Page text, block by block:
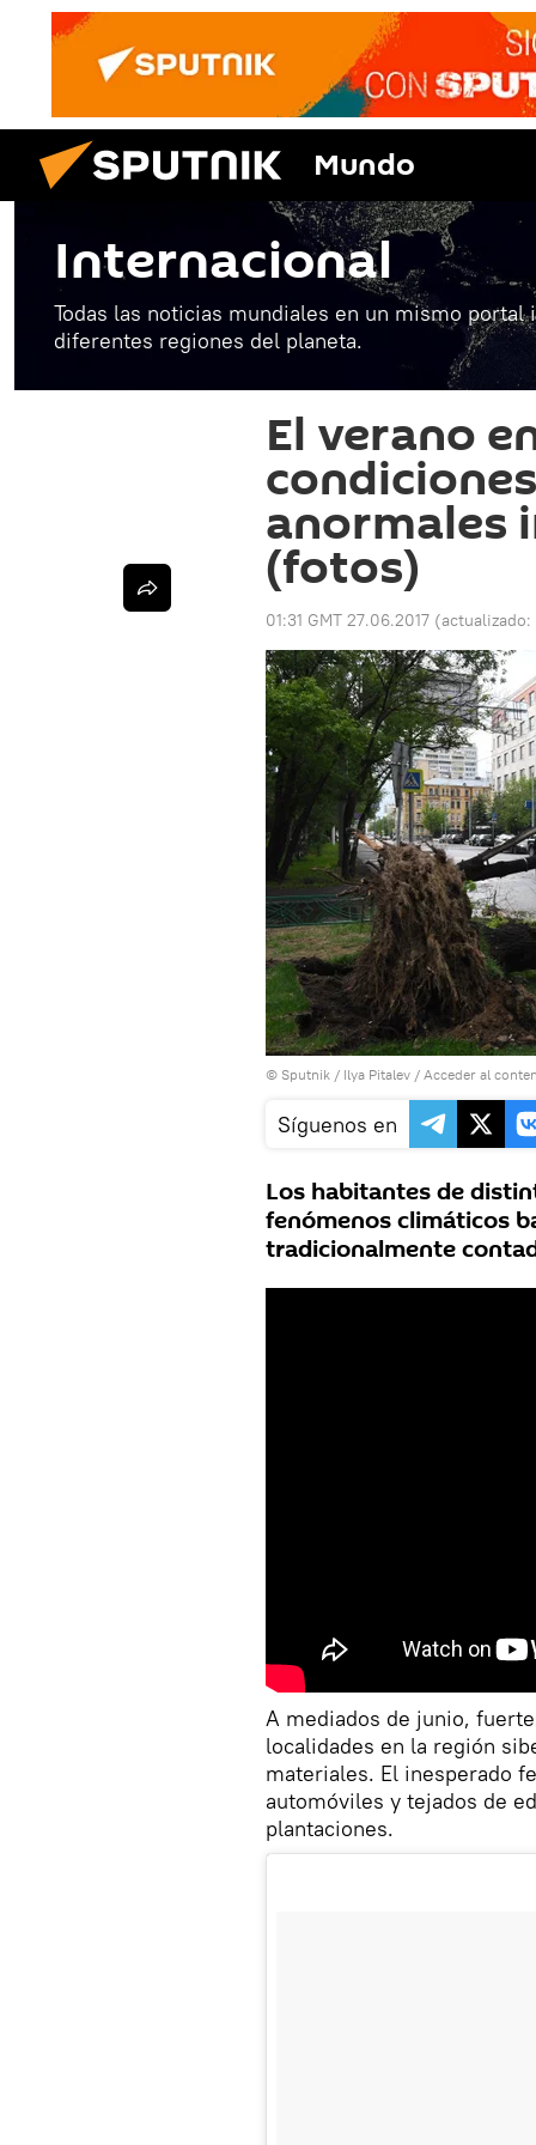
Mundo
Internacional
Todas las noticias mundiales en un mismo
diferentes regiones del planeta.
El verano
anormales
(fotos)
01:31 GMT 27.06.2017 (actualizado:
© Sputnik / Ilya Pitalev / Acceder al
Síguenos en
Los habitantes de
fenómenos climáticos
tradicionalmente
A mediados de junio,
localidades en la región
materiales. El inesperado
automóviles y tejados de
plantaciones.